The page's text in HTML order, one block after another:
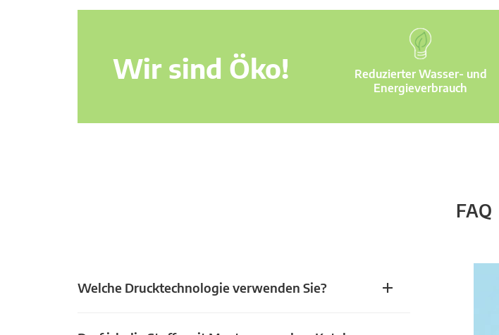
Wir sind Öko!
Reduzierter Wasser- und
Energieverbrauch
FAQ
Welche Drucktechnologie verwenden Sie?